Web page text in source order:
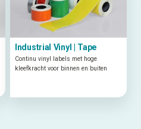
Industrial Vinyl | Tape
Continu vinyl labels met hoge
kleefkracht voor binnen en buiten